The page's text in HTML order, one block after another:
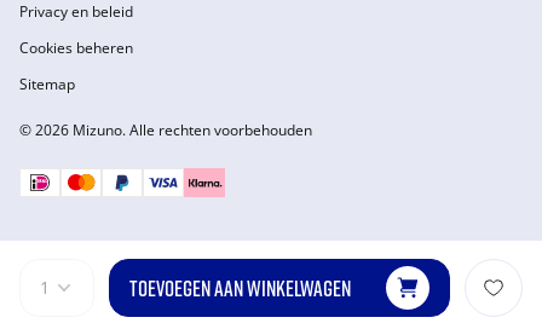
1 TOEVOEGEN AAN WINKELWAGEN
© 2026 Mizuno. Alle rechten voorbehouden
Privacy en beleid
Cookies beheren
Sitemap